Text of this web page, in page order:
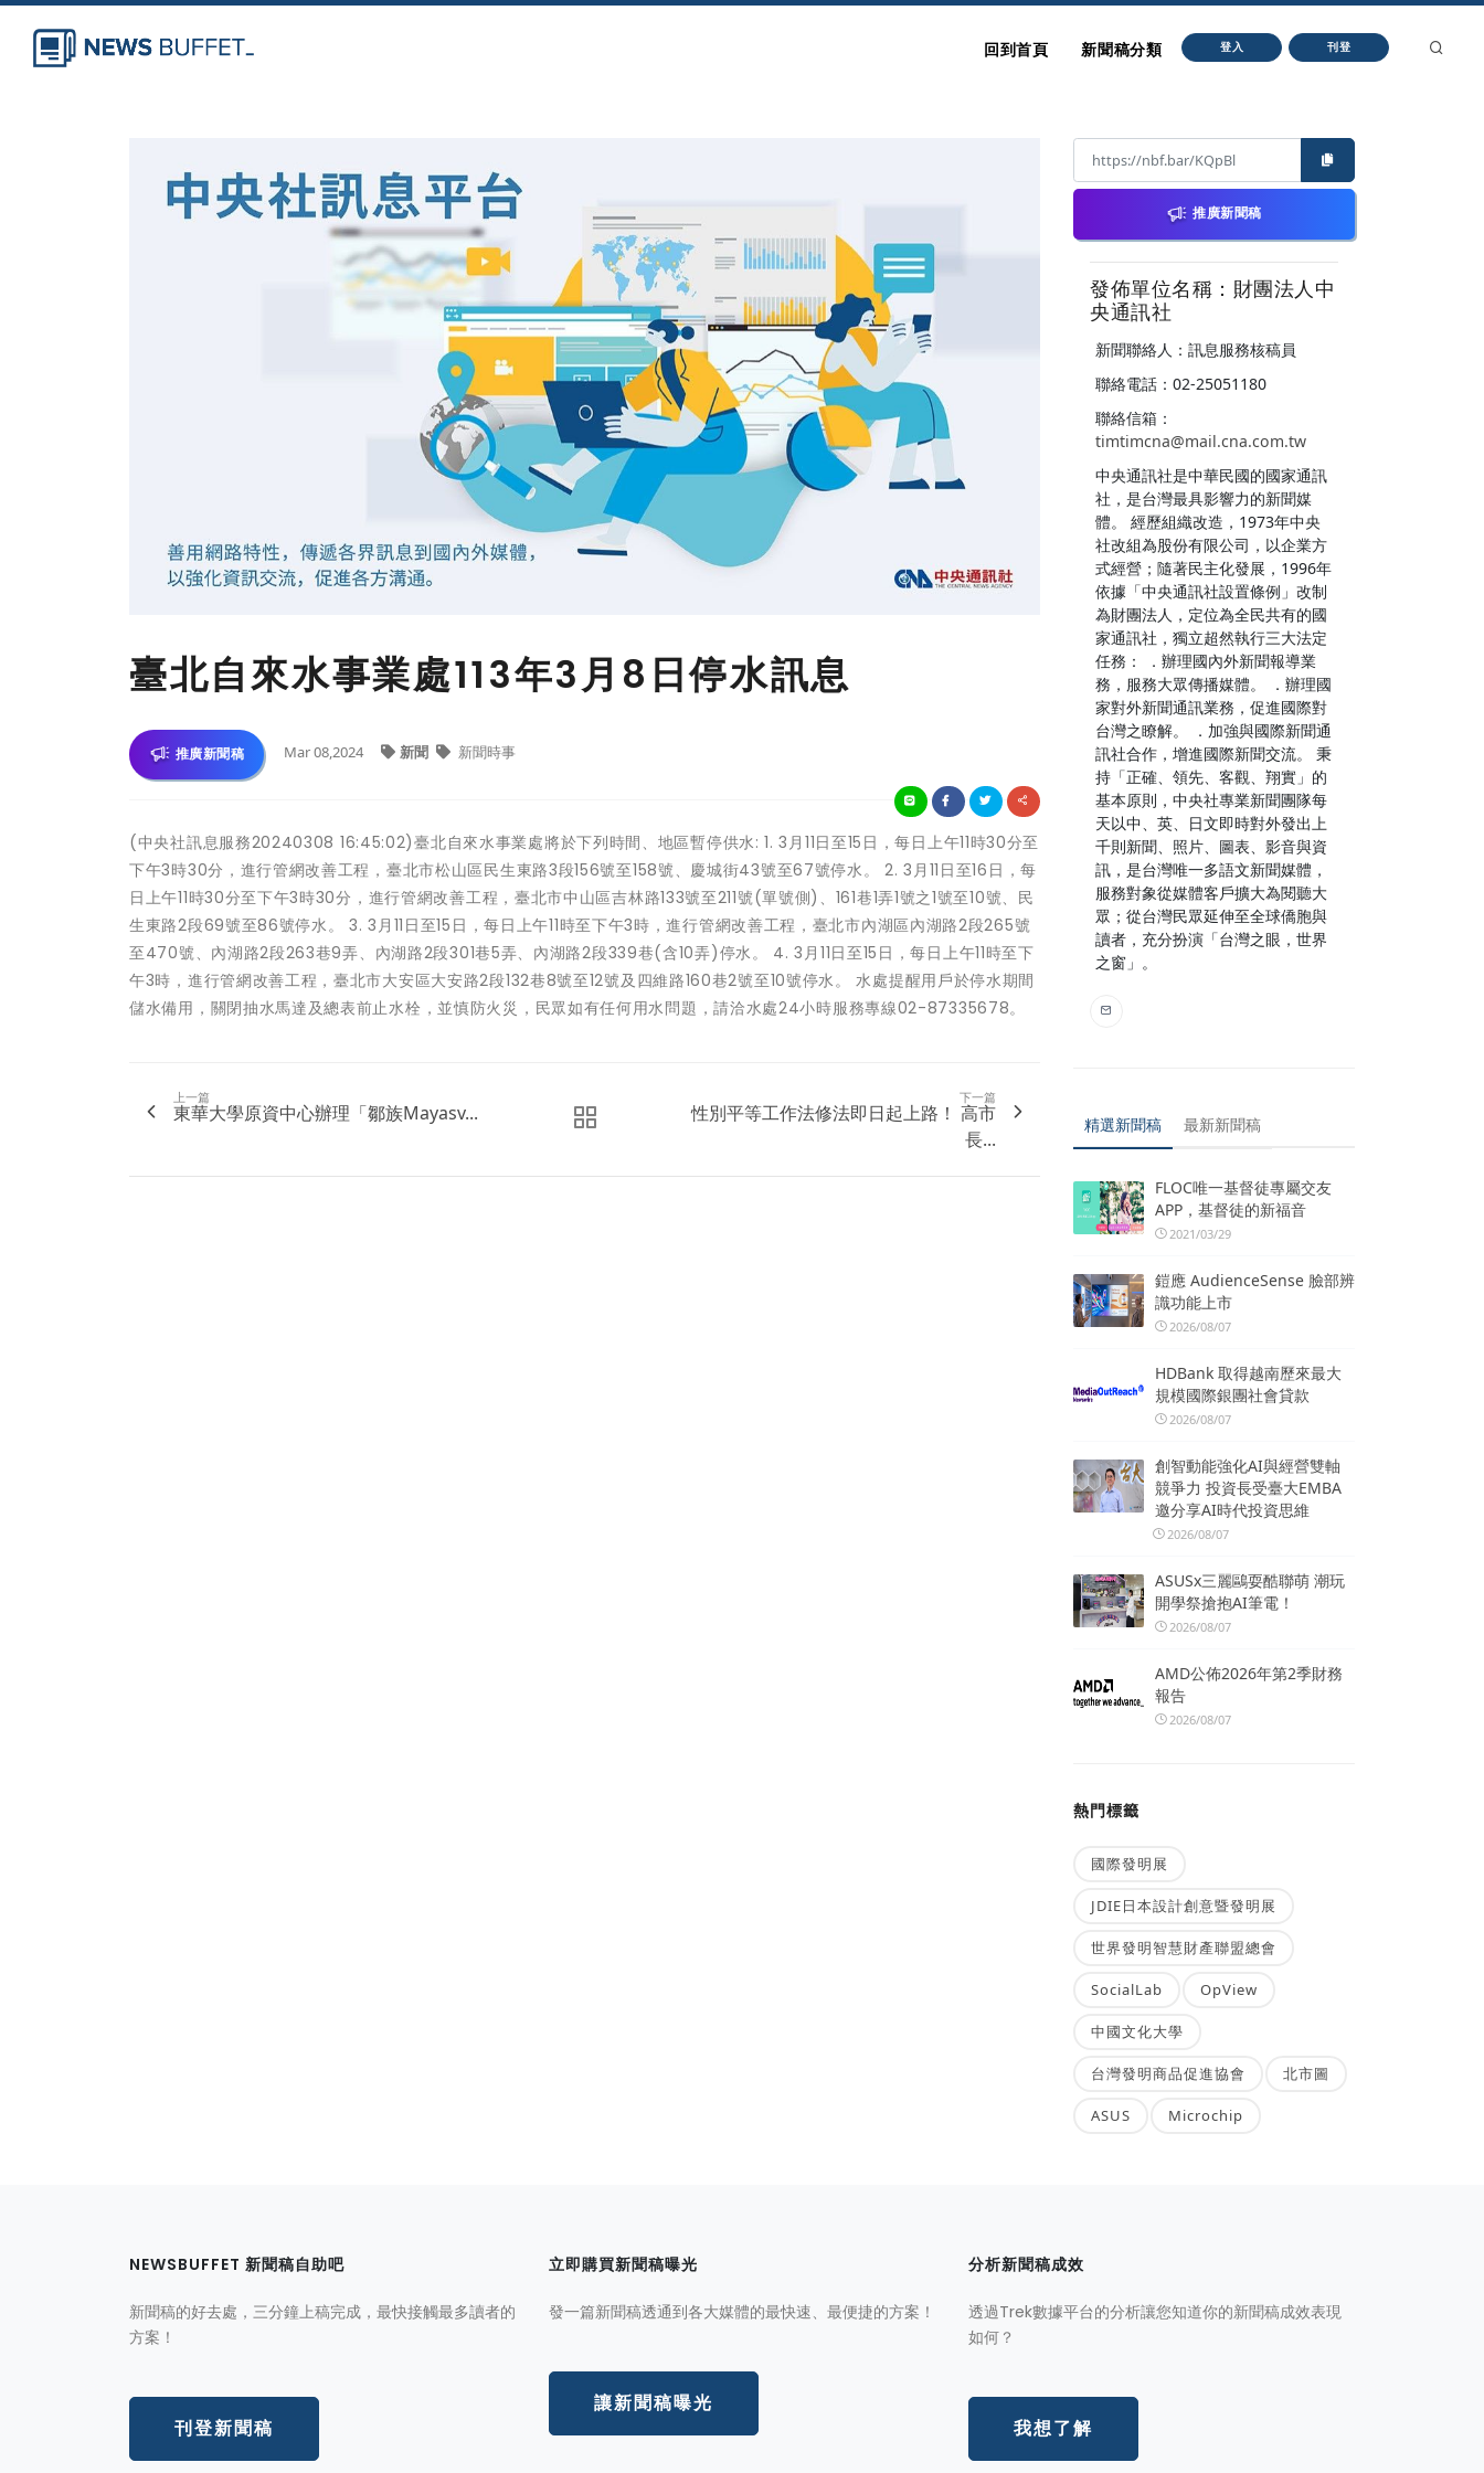
回到首頁 新聞稿分類 登入 刊登
臺北自來水事業處113年3月8日停水訊息
推廣新聞稿 Mar 08,2024 新聞 新聞時事
(中央社訊息服務20240308 16:45:02)臺北自來水事業處將於下列時間、地區暫停供水: 1. 3月11日至15日，每日上午11時30分至
下午3時30分，進行管網改善工程，臺北市松山區民生東路3段156號至158號、慶城街43號至67號停水。 2. 3月11日至16日，每
日上午11時30分至下午3時30分，進行管網改善工程，臺北市中山區吉林路133號至211號(單號側)、161巷1弄1號之1號至10號、民
生東路2段69號至86號停水。 3. 3月11日至15日，每日上午11時至下午3時，進行管網改善工程，臺北市內湖區內湖路2段265號
至470號、內湖路2段263巷9弄、內湖路2段301巷5弄、內湖路2段339巷(含10弄)停水。 4. 3月11日至15日，每日上午11時至下
午3時，進行管網改善工程，臺北市大安區大安路2段132巷8號至12號及四維路160巷2號至10號停水。 水處提醒用戶於停水期間
儲水備用，關閉抽水馬達及總表前止水栓，並慎防火災，民眾如有任何用水問題，請洽水處24小時服務專線02-87335678。
上一篇
東華大學原資中心辦理「鄒族Mayasv...
下一篇
性別平等工作法修法即日起上路！ 高市
長...
推廣新聞稿
發佈單位名稱：財團法人中
央通訊社
新聞聯絡人：訊息服務核稿員
聯絡電話：02-25051180
聯絡信箱：
timtimcna@mail.cna.com.tw
中央通訊社是中華民國的國家通訊
社，是台灣最具影響力的新聞媒
體。 經歷組織改造，1973年中央
社改組為股份有限公司，以企業方
式經營；隨著民主化發展，1996年
依據「中央通訊社設置條例」改制
為財團法人，定位為全民共有的國
家通訊社，獨立超然執行三大法定
任務： ．辦理國內外新聞報導業
務，服務大眾傳播媒體。 ．辦理國
家對外新聞通訊業務，促進國際對
台灣之瞭解。 ．加強與國際新聞通
訊社合作，增進國際新聞交流。 秉
持「正確、領先、客觀、翔實」的
基本原則，中央社專業新聞團隊每
天以中、英、日文即時對外發出上
千則新聞、照片、圖表、影音與資
訊，是台灣唯一多語文新聞媒體，
服務對象從媒體客戶擴大為閱聽大
眾；從台灣民眾延伸至全球僑胞與
讀者，充分扮演「台灣之眼，世界
之窗」。
精選新聞稿 最新新聞稿
FLOC唯一基督徒專屬交友
APP，基督徒的新福音
2021/03/29
鎧應 AudienceSense 臉部辨
識功能上市
2026/08/07
HDBank 取得越南歷來最大
規模國際銀團社會貸款
2026/08/07
創智動能強化AI與經營雙軸
競爭力 投資長受臺大EMBA
邀分享AI時代投資思維
2026/08/07
ASUSx三麗鷗耍酷聯萌 潮玩
開學祭搶抱AI筆電！
2026/08/07
AMD公佈2026年第2季財務
報告
2026/08/07
熱門標籤
國際發明展
JDIE日本設計創意暨發明展
世界發明智慧財產聯盟總會
SocialLab OpView
中國文化大學
台灣發明商品促進協會 北市圖
ASUS Microchip
NEWSBUFFET 新聞稿自助吧
新聞稿的好去處，三分鐘上稿完成，最快接觸最多讀者的
方案！
刊登新聞稿
立即購買新聞稿曝光
發一篇新聞稿透通到各大媒體的最快速、最便捷的方案！
讓新聞稿曝光
分析新聞稿成效
透過Trek數據平台的分析讓您知道你的新聞稿成效表現
如何？
我想了解